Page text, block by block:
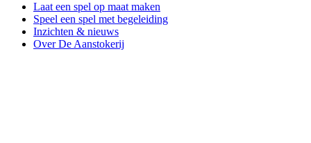
Laat een spel op maat maken
Speel een spel met begeleiding
Inzichten & nieuws
Over De Aanstokerij